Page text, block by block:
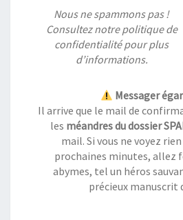
Nous ne spammons pas !
Consultez notrepolitique de
confidentialitépour plus
d’informations.
Messager
Il arrive que le mail de
les méandres du dossier
mail. Si vous ne voyez
prochaines minutes, allez
abymes, tel un héros
précieux manuscrit